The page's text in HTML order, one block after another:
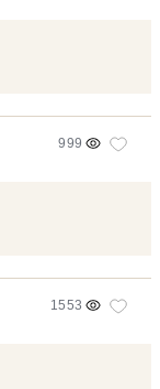
999
1553